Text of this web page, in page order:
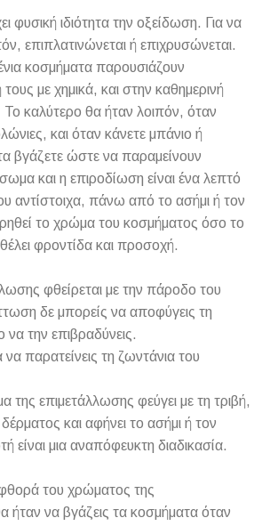
φυσική ιδιότητα την οξείδωση. Για να
επιπλατινώνεται ή επιχρυσώνεται.
κοσμήματα παρουσιάζουν
με χημικά, και στην καθημερινή
καλύτερο θα ήταν λοιπόν, όταν
και όταν κάνετε μπάνιο ή
βγάζετε ώστε να παραμείνουν
και η επιροδίωση είναι ένα λεπτό
αντίστοιχα, πάνω από το ασήμι ή τον
το χρώμα του κοσμήματος όσο το
φροντίδα και προσοχή.
φθείρεται με την πάροδο του
δε μπορείς να αποφύγεις τη
την επιβραδύνεις.
να παρατείνεις τη ζωντάνια του
της επιμετάλλωσης φεύγει με τη τριβή,
και αφήνει το ασήμι ή τον
είναι μια αναπόφευκτη διαδικασία.
φθορά του χρώματος της
ήταν να βγάζεις τα κοσμήματα όταν